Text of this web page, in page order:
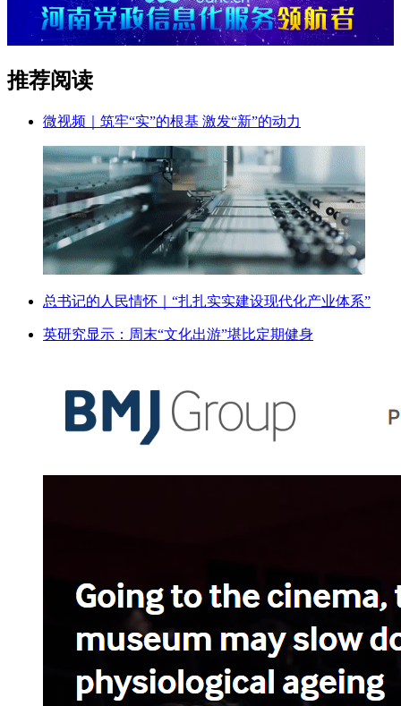
推荐阅读
微视频｜筑牢“实”的根基 激发“新”的动力
总书记的人民情怀｜“扎扎实实建设现代化产业体系”
英研究显示：周末“文化出游”堪比定期健身